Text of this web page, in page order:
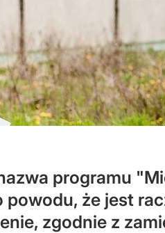
programu
że jest
zgodnie z